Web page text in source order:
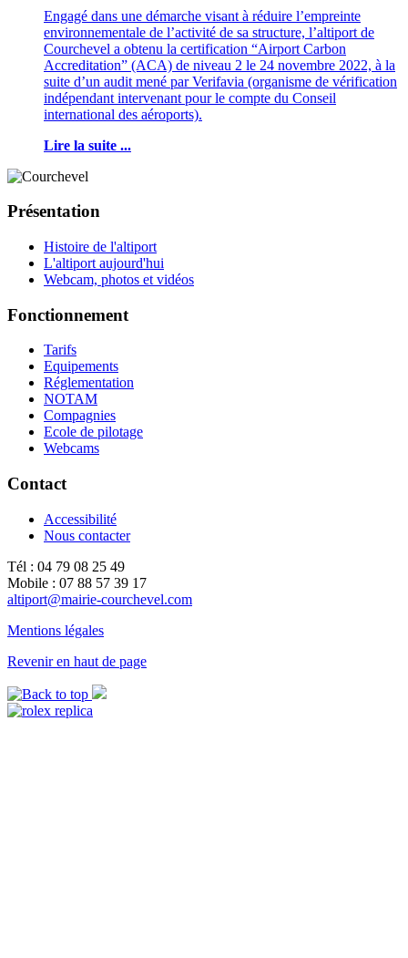
Engagé dans une démarche visant à réduire l’empreinte
environnementale de l’activité de sa structure, l’altiport de
Courchevel a obtenu la certification “Airport Carbon
Accreditation” (ACA) de niveau 2 le 24 novembre 2022, à la
suite d’un audit mené par Verifavia (organisme de vérification
indépendant intervenant pour le compte du Conseil
international des aéroports).
Lire la suite ...
Présentation
Histoire de l'altiport
L'altiport aujourd'hui
Webcam, photos et vidéos
Fonctionnement
Tarifs
Equipements
Réglementation
NOTAM
Compagnies
Ecole de pilotage
Webcams
Contact
Accessibilité
Nous contacter
Tél : 04 79 08 25 49
Mobile : 07 88 57 39 17
altiport@mairie-courchevel.com
Mentions légales
Revenir en haut de page